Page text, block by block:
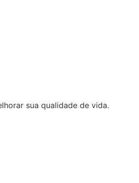
sua qualidade de vida.